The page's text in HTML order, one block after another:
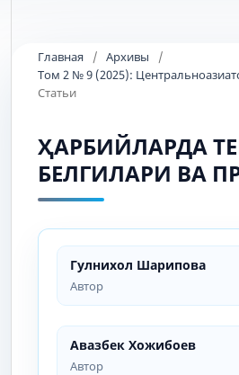
Главная / Архивы
/
Том 2 № 9 (2025):
Статьи
ҲАРБИЙЛАРДА
БЕЛГИЛАРИ ВА
Гулнихол Шарипова
Автор
Авазбек Хожибоев
Автор